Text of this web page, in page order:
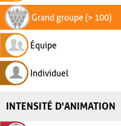
Grand groupe (> 100)
Équipe
Individuel
INTENSITÉ D'ANIMATION